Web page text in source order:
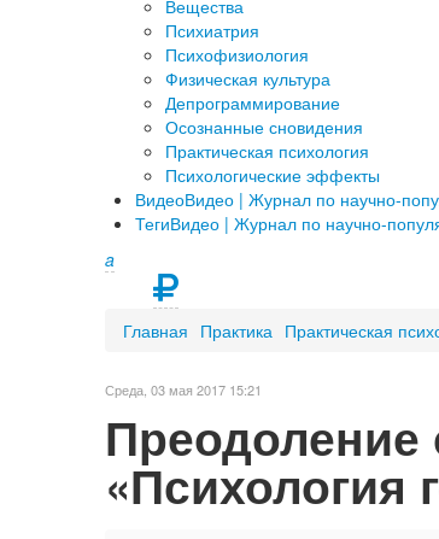
Вещества
Психиатрия
Психофизиология
Физическая культура
Депрограммирование
Осознанные сновидения
Практическая психология
Психологические эффекты
ВидеоВидео | Журнал по научно-
ТегиВидео | Журнал по научно-
a
Главная Практика Практическая
Среда, 03 мая 2017 15:21
«Психология